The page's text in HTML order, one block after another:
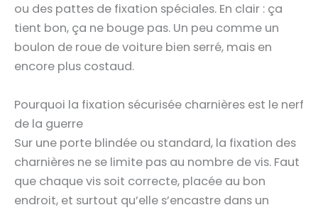
ou des pattes de fixation spéciales. En clair : ça
tient bon, ça ne bouge pas. Un peu comme un
boulon de roue de voiture bien serré, mais en
encore plus costaud.
Pourquoi la fixation sécurisée charnières est le nerf
de la guerre
Sur une porte blindée ou standard, la fixation des
charnières ne se limite pas au nombre de vis. Faut
que chaque vis soit correcte, placée au bon
endroit, et surtout qu’elle s’encastre dans un